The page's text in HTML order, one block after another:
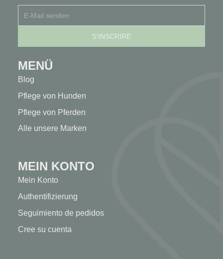
MENÜ
Blog
Pflege von Hunden
Pflege von Pferden
Alle unsere Marken
MEIN KONTO
Mein Konto
Authentifizierung
Seguimiento de pedidos
Cree su cuenta